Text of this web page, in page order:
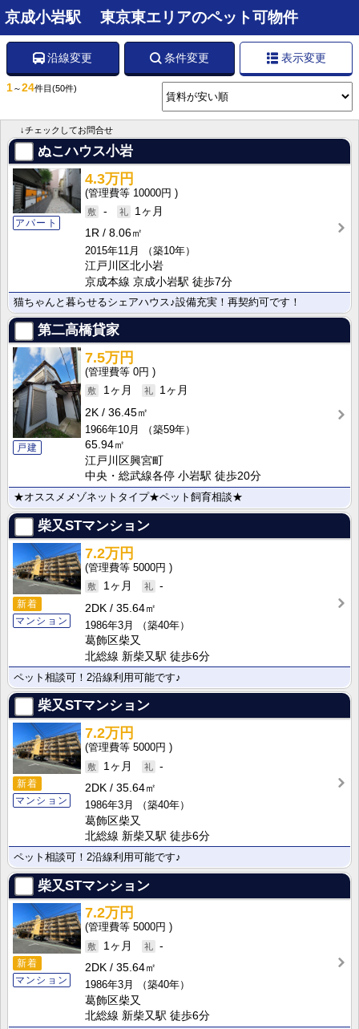
京成小岩駅 東京東エリアのペット可物件
沿線変更 条件変更 表示変更
1～24件目 (50件)
↓チェックしてお問合せ
ぬこハウス小岩
アパート
4.3万円
10000円
-
1ヶ月
1R
8.06㎡
2015年11月
（築10年）
江戸川区北小岩
京成本線 京成小岩駅 徒歩7分
猫ちゃんと暮らせるシェアハウス♪設備充実！再契約可です！
第二高橋貸家
戸建
7.5万円
0円
1ヶ月
1ヶ月
2K
36.45㎡
1966年10月
（築59年）
65.94㎡
江戸川区興宮町
中央・総武線各停 小岩駅 徒歩20分
★オススメメゾネットタイプ★ペット飼育相談★
柴又STマンション
新着
マンション
7.2万円
5000円
1ヶ月
-
2DK
35.64㎡
1986年3月
（築40年）
葛飾区柴又
北総線 新柴又駅 徒歩6分
ペット相談可！2沿線利用可能です♪
柴又STマンション
新着
マンション
7.2万円
5000円
1ヶ月
-
2DK
35.64㎡
1986年3月
（築40年）
葛飾区柴又
北総線 新柴又駅 徒歩6分
ペット相談可！2沿線利用可能です♪
柴又STマンション
新着
マンション
7.2万円
5000円
1ヶ月
-
2DK
35.64㎡
1986年3月
（築40年）
葛飾区柴又
北総線 新柴又駅 徒歩6分